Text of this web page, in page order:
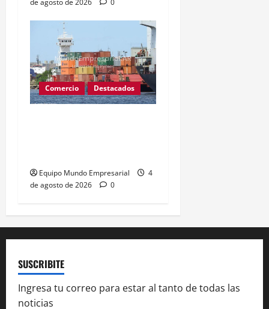
Comercio Destacados
Equipo Mundo Empresarial
4
de agosto de 2026
0
SUSCRIBITE
Ingresa tu correo para estar al tanto de todas las
noticias